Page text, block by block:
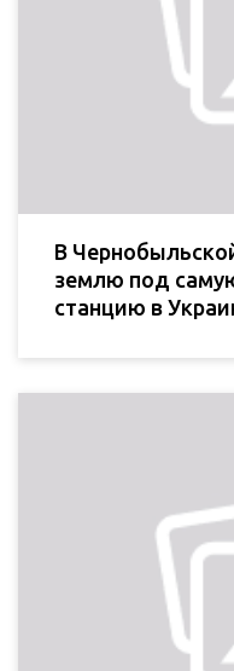
В
землю под
станцию в